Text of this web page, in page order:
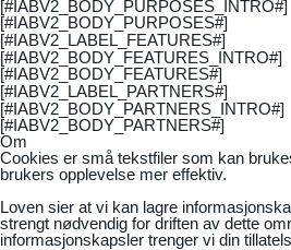
[#IABV2_BODY_PURPOSES_INTRO#]
[#IABV2_BODY_PURPOSES#]
[#IABV2_LABEL_FEATURES#]
[#IABV2_BODY_FEATURES_INTRO#]
[#IABV2_BODY_FEATURES#]
[#IABV2_LABEL_PARTNERS#]
[#IABV2_BODY_PARTNERS_INTRO#]
[#IABV2_BODY_PARTNERS#]
Om
Cookies er små tekstfiler som kan
brukers opplevelse mer effektiv.
Loven sier at vi kan lagre
strengt nødvendig for driften av dette
informasjonskapsler trenger vi din